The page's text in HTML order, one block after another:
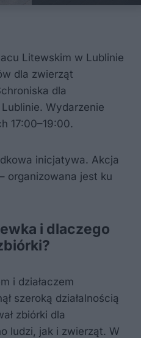
Litewskim w Lublinie
dla zwierząt
dla
Wydarzenie
17:00–19:00.
inicjatywa. Akcja
organizowana jest ku
i dlaczego
i działaczem
szeroką działalnością
zbiórki dla
ludzi, jak i zwierząt. W